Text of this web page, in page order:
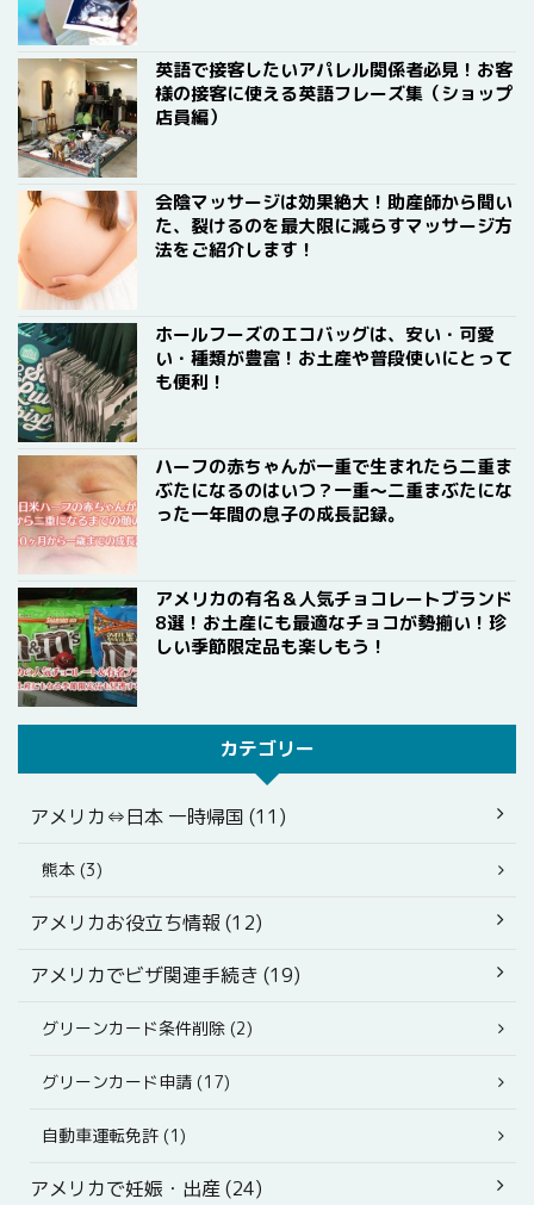
英語で接客したいアパレル関係者必見！お客
様の接客に使える英語フレーズ集（ショップ
店員編）
会陰マッサージは効果絶大！助産師から聞い
た、裂けるのを最大限に減らすマッサージ方
法をご紹介します！
ホールフーズのエコバッグは、安い・可愛
い・種類が豊富！お土産や普段使いにとって
も便利！
ハーフの赤ちゃんが一重で生まれたら二重ま
ぶたになるのはいつ？一重〜二重まぶたにな
った一年間の息子の成長記録。
アメリカの有名＆人気チョコレートブランド
8選！お土産にも最適なチョコが勢揃い！珍
しい季節限定品も楽しもう！
カテゴリー
アメリカ⇔日本 一時帰国 (11)
熊本 (3)
アメリカお役立ち情報 (12)
アメリカでビザ関連手続き (19)
グリーンカード条件削除 (2)
グリーンカード申請 (17)
自動車運転免許 (1)
アメリカで妊娠・出産 (24)